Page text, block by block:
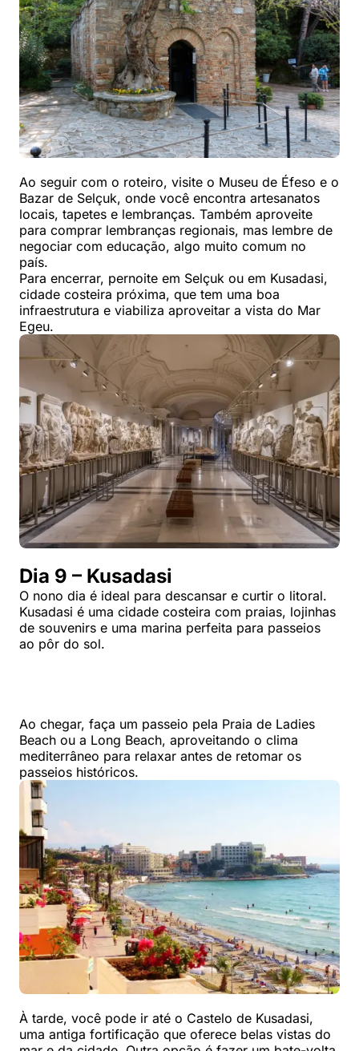
Ao seguir com o roteiro, visite o Museu de Éfeso e o
Bazar de Selçuk, onde você encontra artesanatos
locais, tapetes e lembranças. Também aproveite
para comprar lembranças regionais, mas lembre de
negociar com educação, algo muito comum no
país.
Para encerrar, pernoite em Selçuk ou em Kusadasi,
cidade costeira próxima, que tem uma boa
infraestrutura e viabiliza aproveitar a vista do Mar
Egeu.
Dia 9 – Kusadasi
O nono dia é ideal para descansar e curtir o litoral.
Kusadasi é uma cidade costeira com praias, lojinhas
de souvenirs e uma marina perfeita para passeios
ao pôr do sol.
Ao chegar, faça um passeio pela Praia de Ladies
Beach ou a Long Beach, aproveitando o clima
mediterrâneo para relaxar antes de retomar os
passeios históricos.
À tarde, você pode ir até o Castelo de Kusadasi,
uma antiga fortificação que oferece belas vistas do